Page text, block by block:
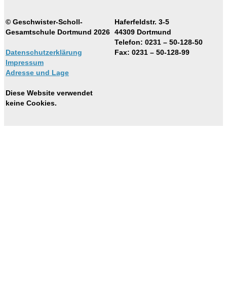
© Geschwister-Scholl-
Gesamtschule Dortmund 2026
Datenschutzerklärung
Impressum
Adresse und Lage
Diese Website verwendet
keine Cookies.
Haferfeldstr. 3-5
44309 Dortmund
Telefon: 0231 – 50-128-50
Fax: 0231 – 50-128-99